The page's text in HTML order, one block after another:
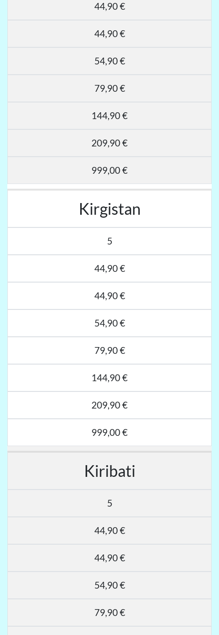
44,90 €
44,90 €
54,90 €
79,90 €
144,90 €
209,90 €
999,00 €
Kirgistan
5
44,90 €
44,90 €
54,90 €
79,90 €
144,90 €
209,90 €
999,00 €
Kiribati
5
44,90 €
44,90 €
54,90 €
79,90 €